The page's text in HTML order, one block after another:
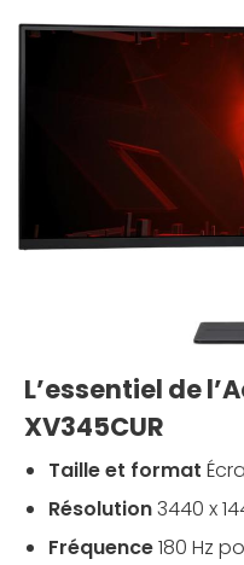
L’essentiel de
XV345CUR
Taille et format
Résolution3440 x
Fréquence180 Hz